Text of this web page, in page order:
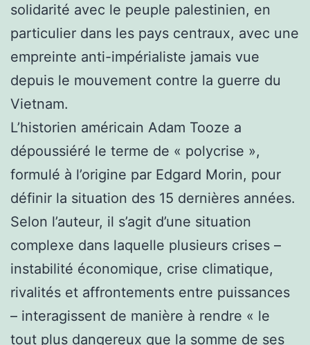
solidarité avec le peuple palestinien, en
particulier dans les pays centraux, avec une
empreinte anti-impérialiste jamais vue
depuis le mouvement contre la guerre du
Vietnam.
L’historien américain Adam Tooze a
dépoussiéré le terme de « polycrise »,
formulé à l’origine par Edgard Morin, pour
définir la situation des 15 dernières années.
Selon l’auteur, il s’agit d’une situation
complexe dans laquelle plusieurs crises –
instabilité économique, crise climatique,
rivalités et affrontements entre puissances
– interagissent de manière à rendre « le
tout plus dangereux que la somme de ses